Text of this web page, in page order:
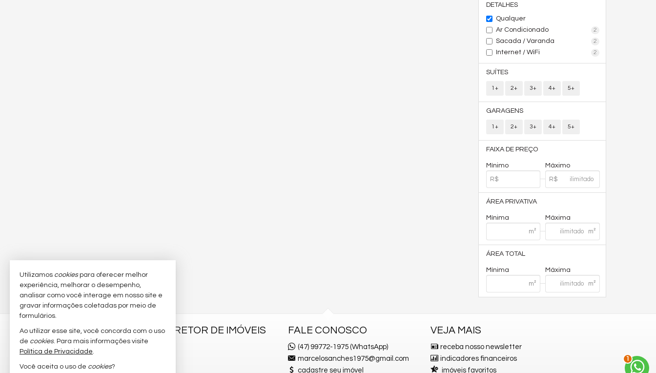
DETALHES
Qualquer
Ar Condicionado
2
Sacada / Varanda 2
Internet / WiFi 2
SUÍTES
1+ 2+ 3+ 4+ 5+
GARAGENS
1+ 2+ 3+ 4+ 5+
FAIXA DE PREÇO
Mínimo Máximo
ÁREA PRIVATIVA
Mínima Máxima
ÁREA TOTAL
Mínima Máxima
MARCELO SANCHES CORRETOR DE IMÓVEIS
Segunda Avenida, nº 617 - sala 02
Itapema /SC
FALE CONOSCO
(47) 99772-1975 (WhatsApp)
marcelosanches1975@gmail.com
cadastre seu imóvel
VEJA MAIS
receba nosso newsletter
indicadores financeiros
imóveis favoritos
1
Utilizamos cookiespara oferecer melhor
experiência, melhorar o desempenho,
analisar como você interage em nosso site e
gravar informações coletadas por meio de
formulários.
Ao utilizar esse site, você concorda com o uso
de cookies. Para mais informações visite
Política de Privacidade.
Você aceita o uso de cookies?